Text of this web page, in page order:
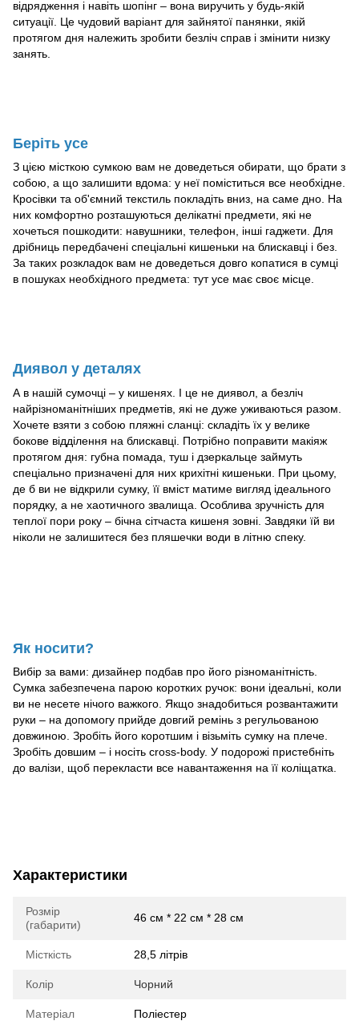
відрядження і навіть шопінг – вона виручить у будь-якій
ситуації. Це чудовий варіант для зайнятої панянки, якій
протягом дня належить зробити безліч справ і змінити низку
занять.
Беріть усе
З цією місткою сумкою вам не доведеться обирати, що брати з
собою, а що залишити вдома: у неї поміститься все необхідне.
Кросівки та об'ємний текстиль покладіть вниз, на саме дно. На
них комфортно розташуються делікатні предмети, які не
хочеться пошкодити: навушники, телефон, інші гаджети. Для
дрібниць передбачені спеціальні кишеньки на блискавці і без.
За таких розкладок вам не доведеться довго копатися в сумці
в пошуках необхідного предмета: тут усе має своє місце.
Диявол у деталях
А в нашій сумочці – у кишенях. І це не диявол, а безліч
найрізноманітніших предметів, які не дуже уживаються разом.
Хочете взяти з собою пляжні сланці: складіть їх у велике
бокове відділення на блискавці. Потрібно поправити макіяж
протягом дня: губна помада, туш і дзеркальце займуть
спеціально призначені для них крихітні кишеньки. При цьому,
де б ви не відкрили сумку, її вміст матиме вигляд ідеального
порядку, а не хаотичного звалища. Особлива зручність для
теплої пори року – бічна сітчаста кишеня зовні. Завдяки їй ви
ніколи не залишитеся без пляшечки води в літню спеку.
Як носити?
Вибір за вами: дизайнер подбав про його різноманітність.
Сумка забезпечена парою коротких ручок: вони ідеальні, коли
ви не несете нічого важкого. Якщо знадобиться розвантажити
руки – на допомогу прийде довгий ремінь з регульованою
довжиною. Зробіть його коротшим і візьміть сумку на плече.
Зробіть довшим – і носіть cross-body. У подорожі пристебніть
до валізи, щоб перекласти все навантаження на її коліщатка.
Характеристики
Розмір
(габарити)
46 см * 22 см * 28 см
Місткість 28,5 літрів
Колір Чорний
Матеріал Поліестер